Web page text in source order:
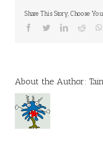
Share This Story, Choose
Facebook
TwitterLinkedIn
Reddit
About the Author: